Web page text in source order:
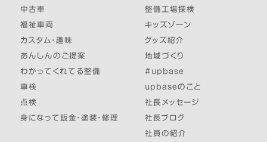
中古車
福祉車両
カスタム・趣味
あんしんのご提案
わかってくれてる整備
車検
点検
身になって鈑金・塗装・修理
整備工場探検
キッズゾーン
グッズ紹介
地域づくり
#upbase
upbaseのこと
社長メッセージ
社長ブログ
社員の紹介